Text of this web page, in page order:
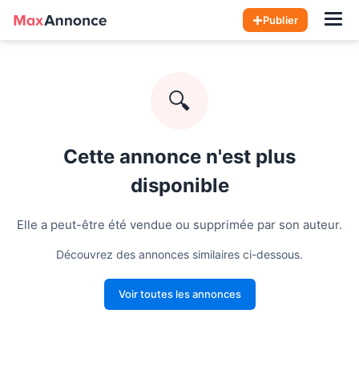
Publier
🔍
Cette annonce n'est plus
disponible
Elle a peut-être été vendue ou supprimée par son auteur.
Découvrez des annonces similaires ci-dessous.
Voir toutes les annonces